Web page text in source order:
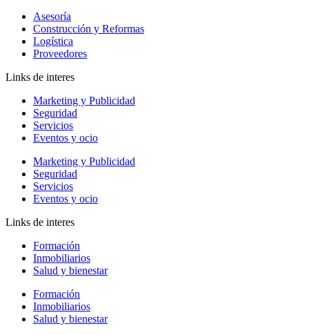
Asesoría
Construcción y Reformas
Logística
Proveedores
Links de interes
Marketing y Publicidad
Seguridad
Servicios
Eventos y ocio
Marketing y Publicidad
Seguridad
Servicios
Eventos y ocio
Links de interes
Formación
Inmobiliarios
Salud y bienestar
Formación
Inmobiliarios
Salud y bienestar